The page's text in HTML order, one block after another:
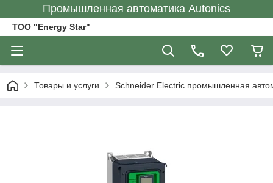
Промышленная автоматика Autonics
ТОО "Energy Star"
Товары и услуги Schneider Electric промышленная